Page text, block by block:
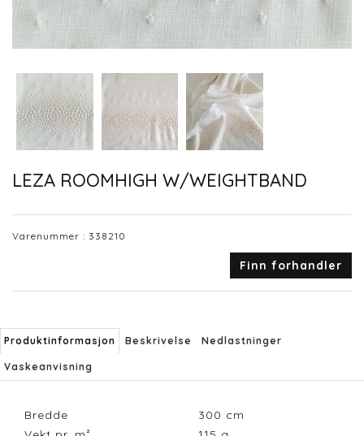
LEZA ROOMHIGH W/WEIGHTBAND
Varenummer : 338210
Finn forhandler
Produktinformasjon Beskrivelse Nedlastninger
Vaskeanvisning
Bredde 300 cm